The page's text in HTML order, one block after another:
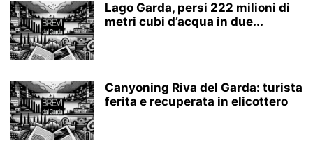
Lago Garda, persi 222 milioni di
metri cubi d’acqua in due...
Canyoning Riva del Garda: turista
ferita e recuperata in elicottero